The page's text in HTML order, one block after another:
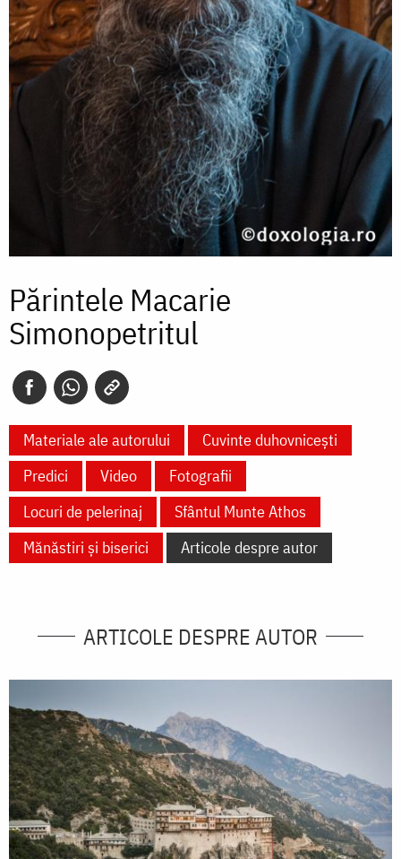
Părintele Macarie
Simonopetritul
Materiale ale autorului
Cuvinte duhovnicești
Predici
Video
Fotografii
Locuri de pelerinaj
Sfântul Munte Athos
Mănăstiri și biserici
Articole despre autor
ARTICOLE DESPRE AUTOR